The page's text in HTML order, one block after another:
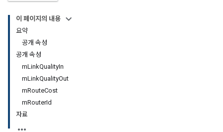
이 페이지의 내용
요약
공개 속성
공개 속성
mLinkQualityIn
mLinkQualityOut
mRouteCost
mRouterId
자료